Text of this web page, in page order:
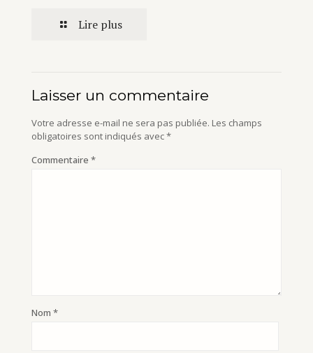
Lire plus
Laisser un commentaire
Votre adresse e-mail ne sera pas publiée. Les champs
obligatoires sont indiqués avec*
Commentaire *
Nom *